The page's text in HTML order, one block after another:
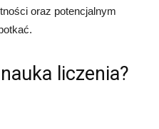
oraz potencjalnym
liczenia?